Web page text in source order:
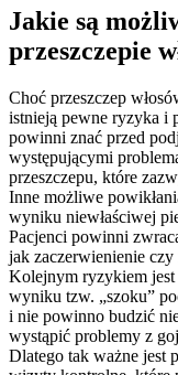
Jakie są
przeszczepie
Choć przeszczep
istnieją pewne ryzyka i
powinni znać przed
występującymi
przeszczepu, które
Inne możliwe
wyniku niewłaściwej
Pacjenci powinni
jak zaczerwienienie
Kolejnym ryzykiem jest
wyniku tzw. „szoku”
i nie powinno budzić
wystąpić problemy z
Dlatego tak ważne jest